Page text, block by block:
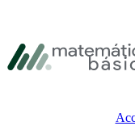
Aller au pied de page